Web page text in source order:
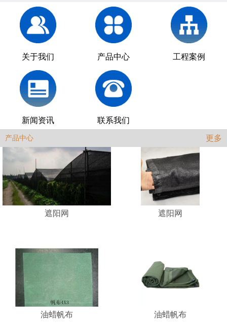
关于我们 产品中心 工程案例
新闻资讯 联系我们
产品中心 更多
遮阳网 遮阳网
油蜡帆布 油蜡帆布